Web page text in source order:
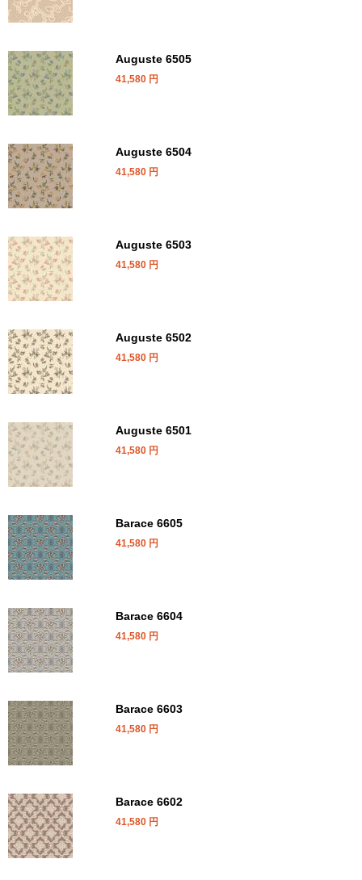
Auguste 6505
41,580 円
Auguste 6504
41,580 円
Auguste 6503
41,580 円
Auguste 6502
41,580 円
Auguste 6501
41,580 円
Barace 6605
41,580 円
Barace 6604
41,580 円
Barace 6603
41,580 円
Barace 6602
41,580 円